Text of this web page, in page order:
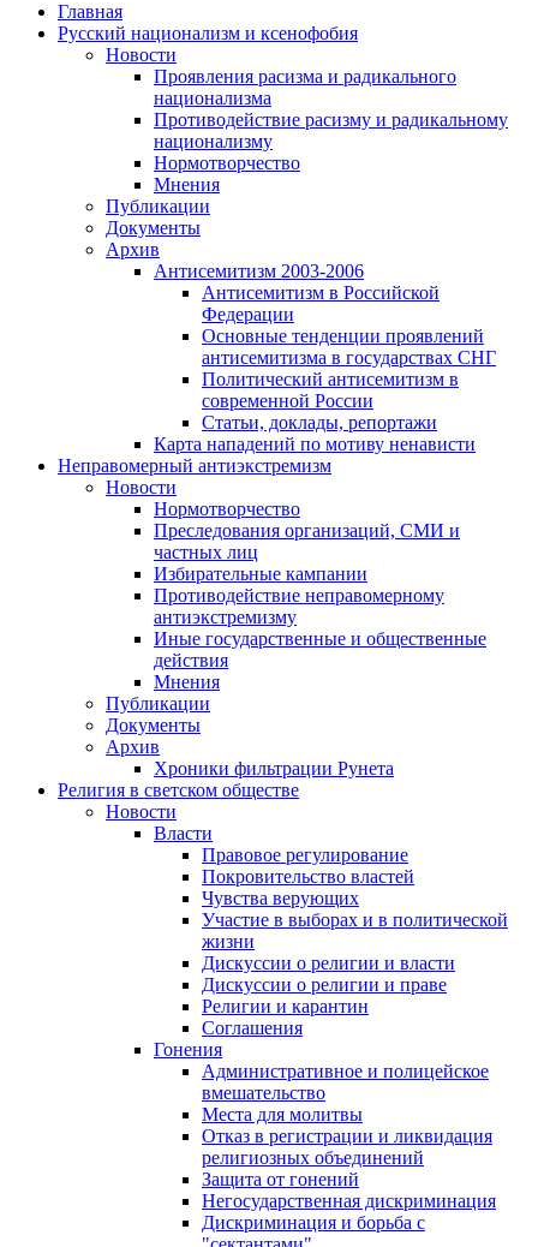
Главная
Русский национализм и ксенофобия
Новости
Проявления расизма и радикального
национализма
Противодействие расизму и радикальному
национализму
Нормотворчество
Мнения
Публикации
Документы
Архив
Антисемитизм 2003-2006
Антисемитизм в Российской
Федерации
Основные тенденции проявлений
антисемитизма в государствах СНГ
Политический антисемитизм в
современной России
Статьи, доклады, репортажи
Карта нападений по мотиву ненависти
Неправомерный антиэкстремизм
Новости
Нормотворчество
Преследования организаций, СМИ и
частных лиц
Избирательные кампании
Противодействие неправомерному
антиэкстремизму
Иные государственные и общественные
действия
Мнения
Публикации
Документы
Архив
Хроники фильтрации Рунета
Религия в светском обществе
Новости
Власти
Правовое регулирование
Покровительство властей
Чувства верующих
Участие в выборах и в политической
жизни
Дискуссии о религии и власти
Дискуссии о религии и праве
Религии и карантин
Соглашения
Гонения
Административное и полицейское
вмешательство
Места для молитвы
Отказ в регистрации и ликвидация
религиозных объединений
Защита от гонений
Негосударственная дискриминация
Дискриминация и борьба с